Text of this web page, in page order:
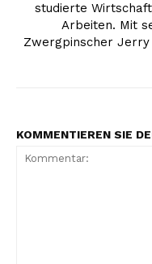
studierte
Arbeiten. Mit
Zwergpinscher
KOMMENTIEREN SIE